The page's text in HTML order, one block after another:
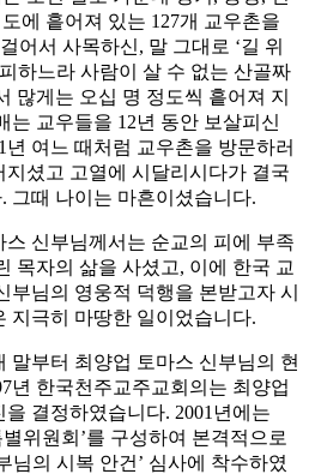
에 흩어져 있는 127개 교우촌을
어서 사목하신, 말 그대로 ‘길 위
하느라 사람이 살 수 없는 산골짜
많게는 오십 명 정도씩 흩어져 지
는 교우들을 12년 동안 보살피신
년 여느 때처럼 교우촌을 방문하러
셨고 고열에 시달리시다가 결국
그때 나이는 마흔이셨습니다.
신부님께서는 순교의 피에 부족
목자의 삶을 사셨고, 이에 한국 교
부님의 영웅적 덕행을 본받고자 시
지극히 마땅한 일이었습니다.
말부터 최양업 토마스 신부님의 현
년 한국천주교주교회의는 최양업
결정하였습니다. 2001년에는
위원회’를 구성하여 본격적으로
님의 시복 안건’ 심사에 착수하였